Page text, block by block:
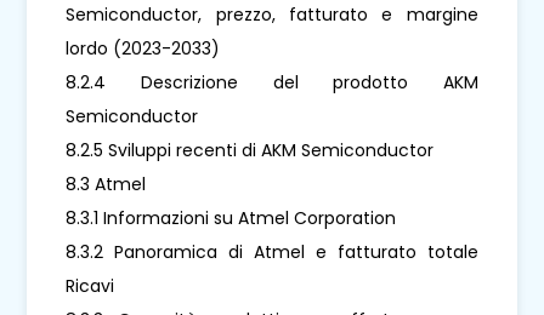
Semiconductor, prezzo, fatturato e margine
lordo (2023-2033)
8.2.4 Descrizione del prodotto AKM
Semiconductor
8.2.5 Sviluppi recenti di AKM Semiconductor
8.3 Atmel
8.3.1 Informazioni su Atmel Corporation
8.3.2 Panoramica di Atmel e fatturato totale
Ricavi